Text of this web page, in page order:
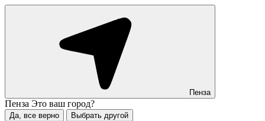
Пенза
Пенза Это ваш город?
Да, все верно Выбрать другой